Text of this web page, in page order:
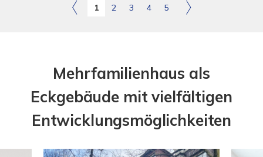
1 2 3 4 5
Mehrfamilienhaus als
Eckgebäude mit vielfältigen
Entwicklungsmöglichkeiten